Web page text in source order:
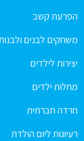
הפרעת קשב
משחקים לבנים
יצירות לילדים
מחלות ילדים
חרדה חברתית
רעיונות ליום הולדת